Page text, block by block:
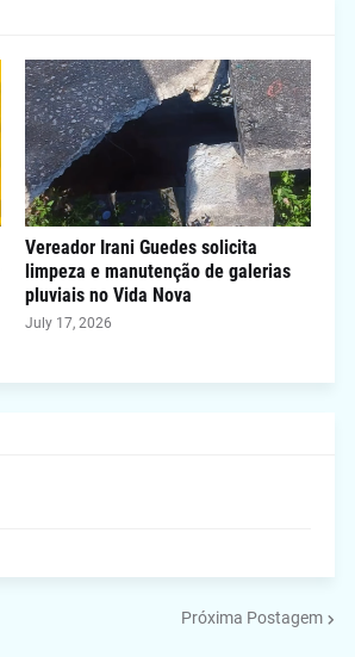
Vereador Irani Guedes solicita
limpeza e manutenção de galerias
pluviais no Vida Nova
July 17, 2026
Próxima Postagem